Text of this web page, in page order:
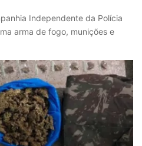
Independente da Polícia
arma de fogo, munições e